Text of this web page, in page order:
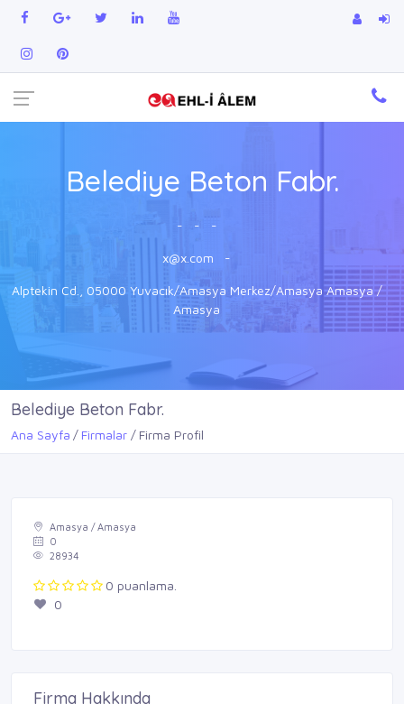
Belediye Beton Fabr.
- - -
x@x.com -
Alptekin Cd., 05000 Yuvacık/Amasya Merkez/Amasya Amasya /
Amasya
Belediye Beton Fabr.
Ana Sayfa Firmalar Firma Profil
Amasya / Amasya
0
28934
0 puanlama.
0
Firma Hakkında